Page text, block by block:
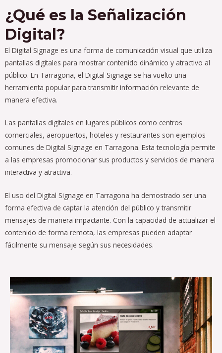
¿Qué es la Señalización
Digital?
El Digital Signage es una forma de comunicación visual que utiliza
pantallas digitales para mostrar contenido dinámico y atractivo al
público. En Tarragona, el Digital Signage se ha vuelto una
herramienta popular para transmitir información relevante de
manera efectiva.
Las pantallas digitales en lugares públicos como centros
comerciales, aeropuertos, hoteles y restaurantes son ejemplos
comunes de Digital Signage en Tarragona. Esta tecnología permite
a las empresas promocionar sus productos y servicios de manera
interactiva y atractiva.
El uso del Digital Signage en Tarragona ha demostrado ser una
forma efectiva de captar la atención del público y transmitir
mensajes de manera impactante. Con la capacidad de actualizar el
contenido de forma remota, las empresas pueden adaptar
fácilmente su mensaje según sus necesidades.